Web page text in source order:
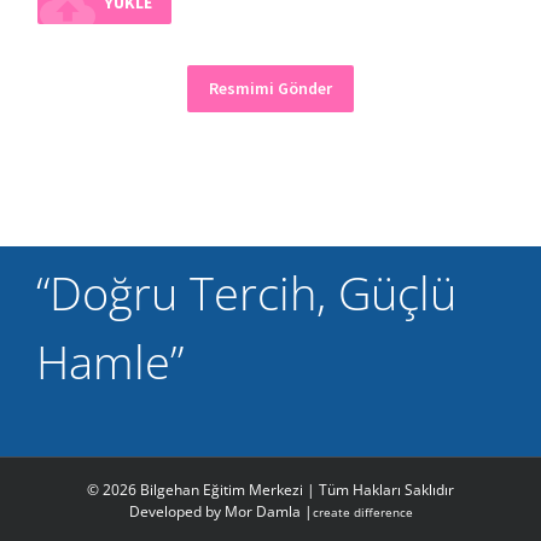
Resmimi Gönder
“Doğru Tercih, Güçlü
Hamle”
©2026 Bilgehan Eğitim Merkezi | Tüm Hakları Saklıdır
Developed by Mor Damla | create difference